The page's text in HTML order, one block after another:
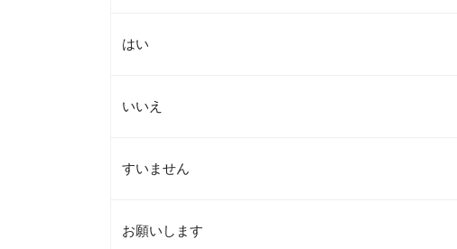
はい
いいえ
すいません
お願いします